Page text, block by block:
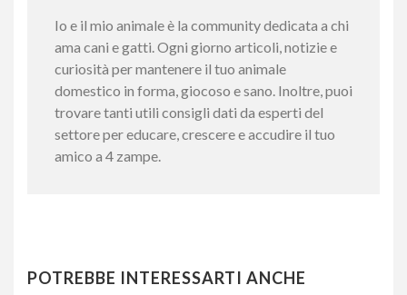
Io e il mio animale è la community dedicata a chi
ama cani e gatti. Ogni giorno articoli, notizie e
curiosità per mantenere il tuo animale
domestico in forma, giocoso e sano. Inoltre, puoi
trovare tanti utili consigli dati da esperti del
settore per educare, crescere e accudire il tuo
amico a 4 zampe.
POTREBBE INTERESSARTI ANCHE